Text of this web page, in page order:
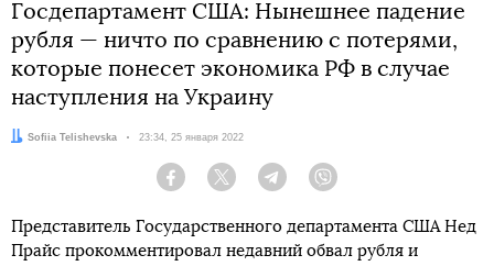
Госдепартамент США: Нынешнее падение
рубля — ничто по сравнению с потерями,
которые понесет экономика РФ в случае
наступления на Украину
Автор:
Sofiia Telishevska Дата:
23:34, 25 января 2022
Facebook Twitter Telegram
Представитель Государственного департамента США Нед
Прайс прокомментировал недавний обвал рубля и